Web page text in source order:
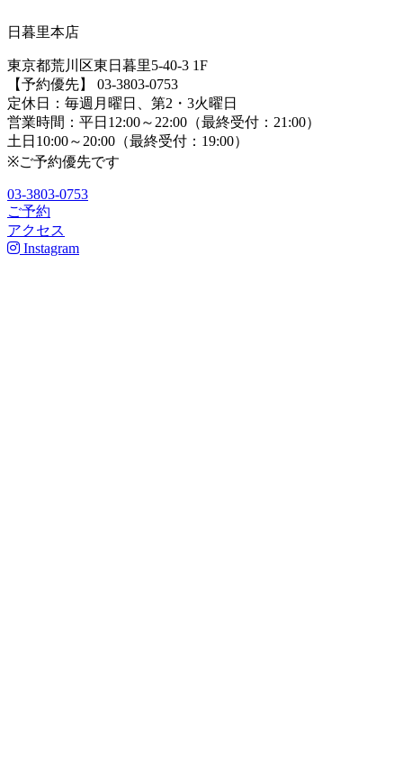
日暮里本店
東京都荒川区東日暮里5-40-3 1F
【予約優先】 03-3803-0753
定休日：毎週月曜日、第2・3火曜日
営業時間：平日12:00～22:00（最終受付：21:00）
土日10:00～20:00（最終受付：19:00）
※ご予約優先です
03-3803-0753
ご予約
アクセス
Instagram